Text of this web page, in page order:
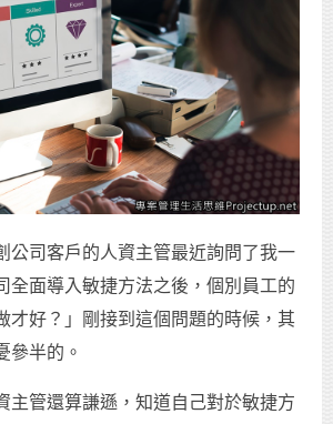
公司客戶的人資主管最近詢問了我一
全面導入敏捷方法之後，個別員工的
才好？」剛接到這個問題的時候，其
參半的。
主管還算謙遜，知道自己對於敏捷方